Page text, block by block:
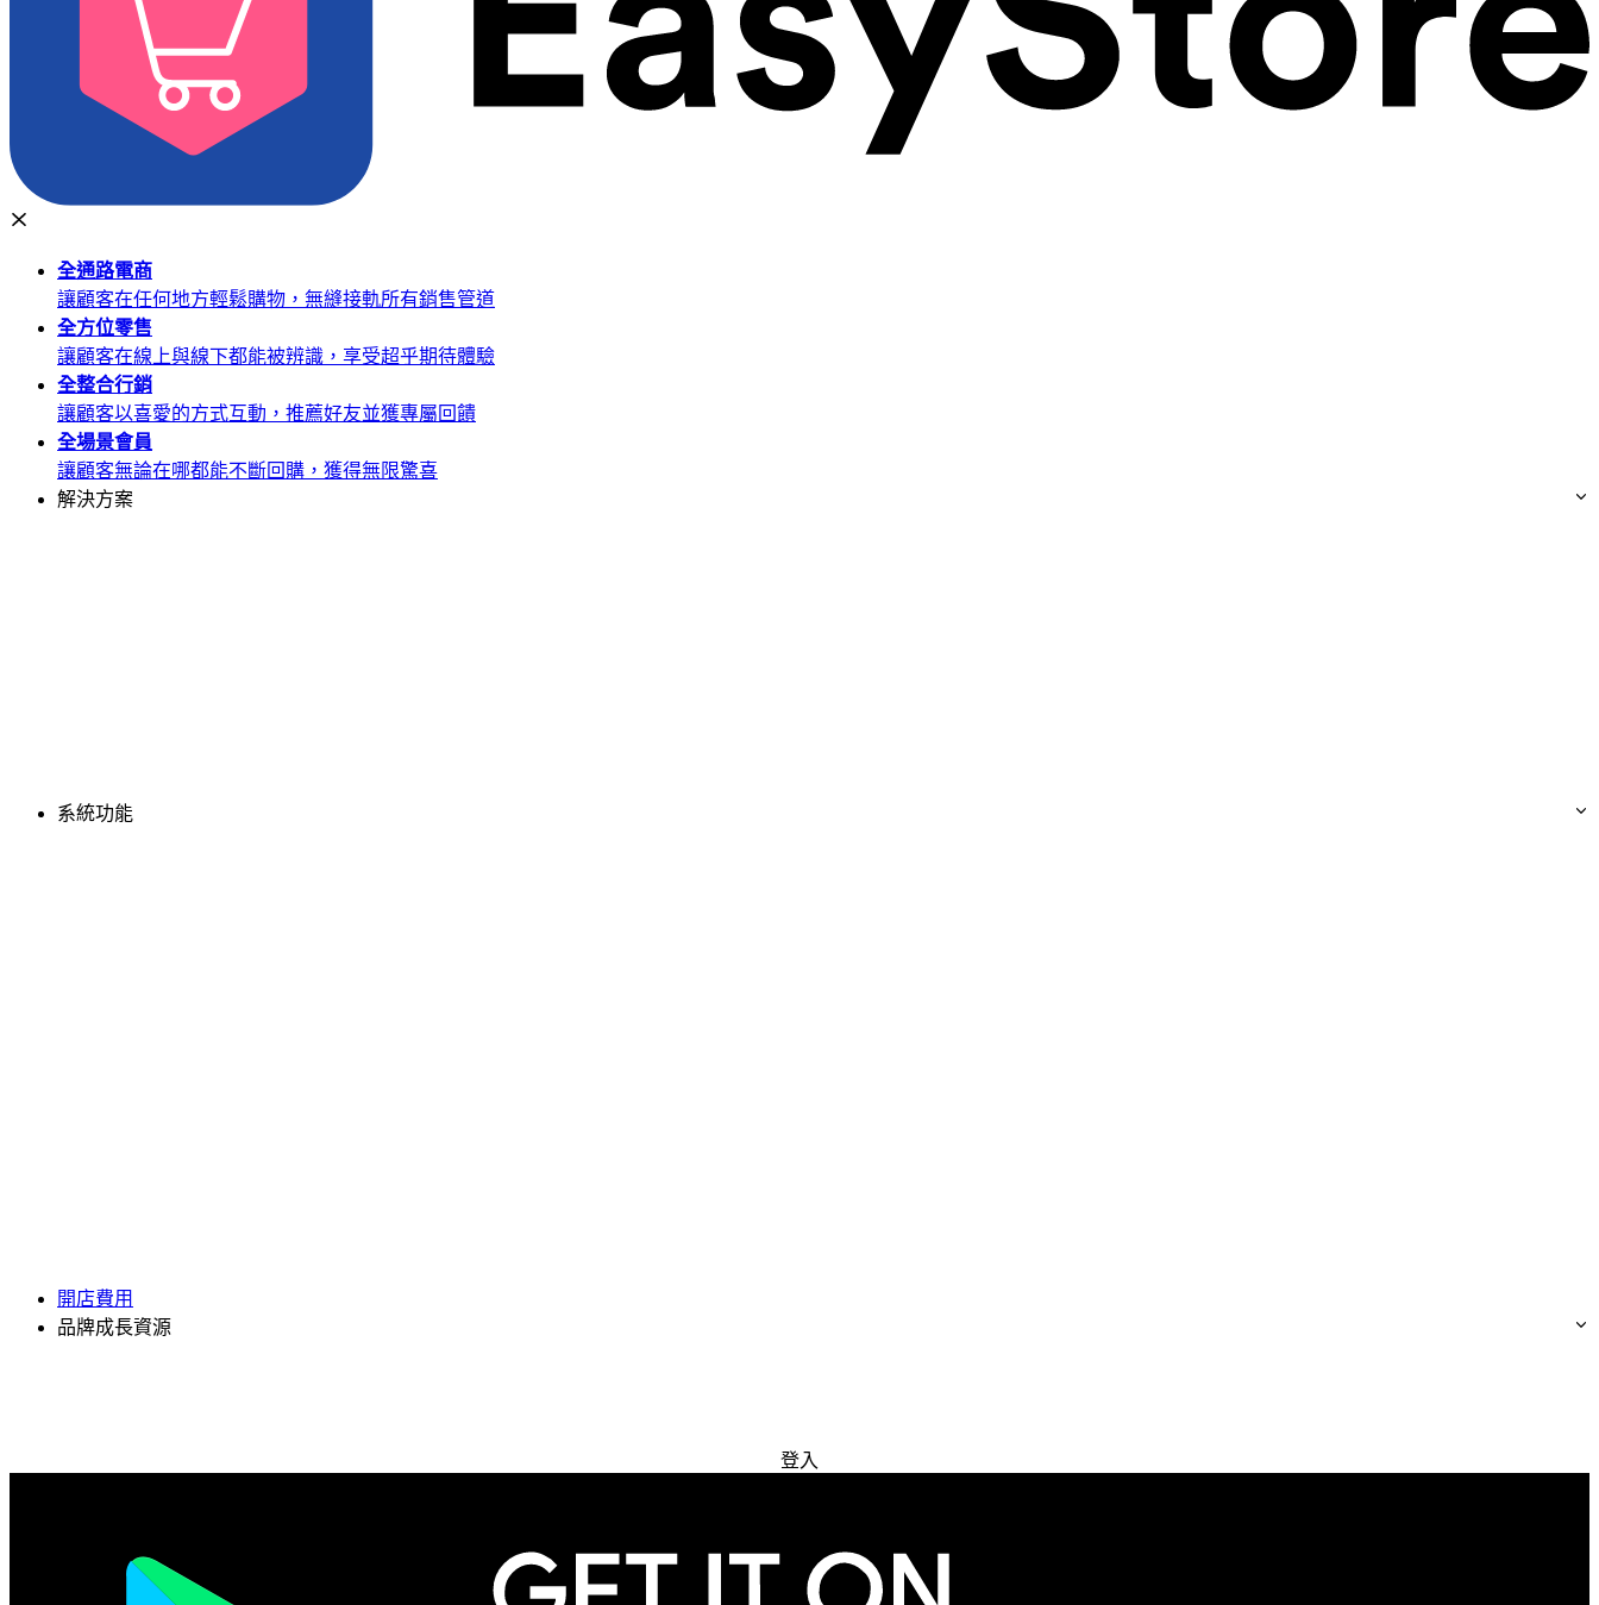
全通路電商
讓顧客在任何地方輕鬆購物，無縫接軌所有銷售管道
全方位零售
讓顧客在線上與線下都能被辨識，享受超乎期待體驗
全整合行銷
讓顧客以喜愛的方式互動，推薦好友並獲專屬回饋
全場景會員
讓顧客無論在哪都能不斷回購，獲得無限驚喜
解決方案
系統功能
開店費用
品牌成長資源
登入